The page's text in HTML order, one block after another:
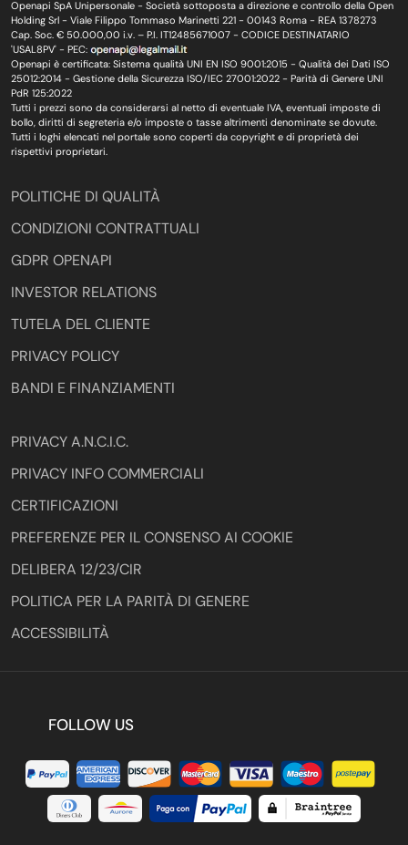
Openapi SpA Unipersonale - Società sottoposta a direzione e controllo della Open
Holding Srl - Viale Filippo Tommaso Marinetti 221 - 00143 Roma - REA 1378273
Cap. Soc. € 50.000,00 i.v. – P.I. IT12485671007 - CODICE DESTINATARIO
'USAL8PV' - PEC:
Openapi è certificata: Sistema qualità UNI EN ISO 9001:2015 - Qualità dei Dati ISO
25012:2014 - Gestione della Sicurezza ISO/IEC 27001:2022 - Parità di Genere UNI
PdR 125:2022
Tutti i prezzi sono da considerarsi al netto di eventuale IVA, eventuali imposte di
bollo, diritti di segreteria e/o imposte o tasse altrimenti denominate se dovute.
Tutti i loghi elencati nel portale sono coperti da copyright e di proprietà dei
rispettivi proprietari.
POLITICHE DI QUALITÀ
CONDIZIONI CONTRATTUALI
GDPR OPENAPI
INVESTOR RELATIONS
TUTELA DEL CLIENTE
PRIVACY POLICY
BANDI E FINANZIAMENTI
PRIVACY A.N.C.I.C.
PRIVACY INFO COMMERCIALI
CERTIFICAZIONI
PREFERENZE PER IL CONSENSO AI COOKIE
DELIBERA 12/23/CIR
POLITICA PER LA PARITÀ DI GENERE
ACCESSIBILITÀ
FOLLOW US